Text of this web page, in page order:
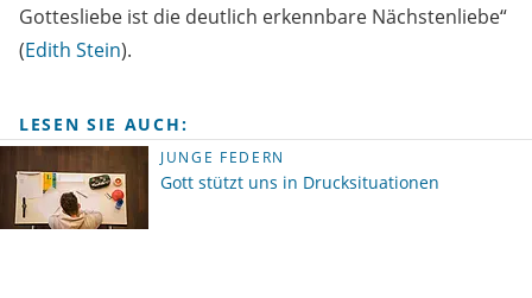
Gottesliebe ist die deutlich erkennbare Nächstenliebe“
(Edith Stein).
LESEN SIE AUCH:
JUNGE FEDERN
Gott stützt uns in Drucksituationen